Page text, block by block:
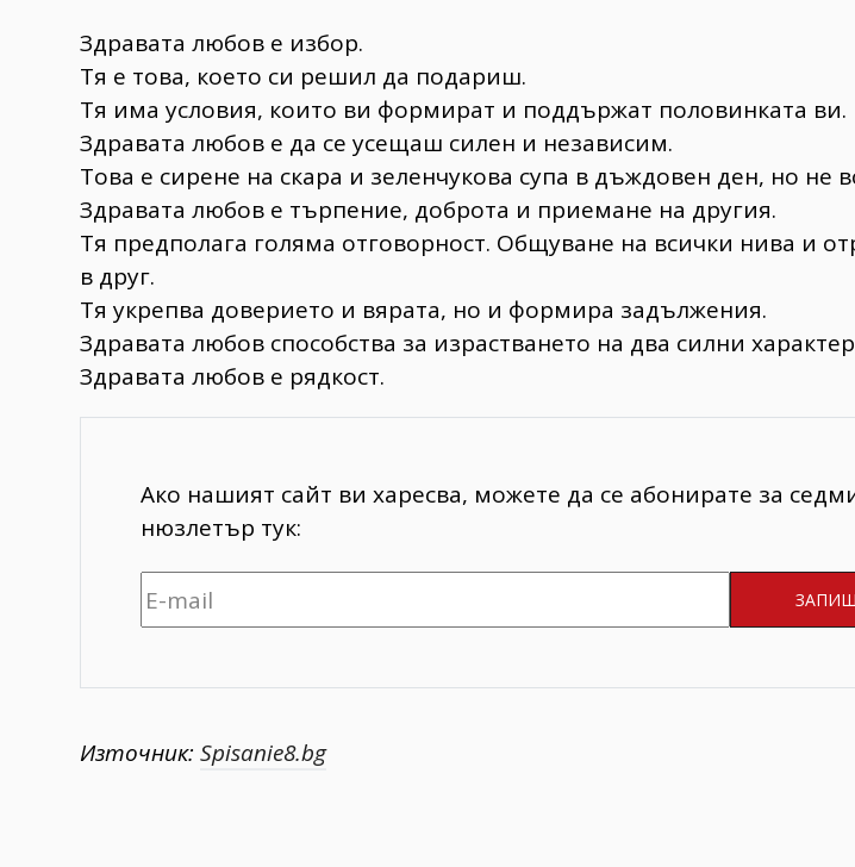
Здравата любов е избор.
Тя е това, което си решил да подариш.
Тя има условия, които ви формират и поддържат половинката ви.
Здравата любов е да се усещаш силен и независим.
Това е сирене на скара и зеленчукова супа в дъждовен ден, но не
Здравата любов е търпение, доброта и приемане на другия.
Тя предполага голяма отговорност. Общуване на всички нива и
в друг.
Тя укрепва доверието и вярата, но и формира задължения.
Здравата любов способства за израстването на два силни
Здравата любов е рядкост.
Ако нашият сайт ви харесва, можете да се абонирате за
нюзлетър тук:
Източник: Spisanie8.bg